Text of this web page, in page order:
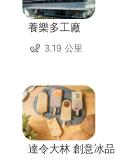
養樂多工廠
3.19 公里
達令大林 創意冰品